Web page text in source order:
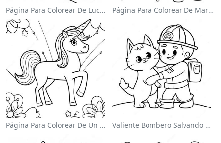
Página Para Colorear De Luchador De Wwe Saltando Sobre Oponente Página Para Colorear De Mario Saltando Sobre Goombas
Página Para Colorear De Un Unicornio Mágico En Un Arcoíris Valiente Bombero Salvando Un Gato Para Colorear